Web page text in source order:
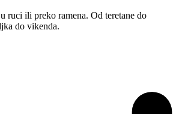
ruci ili preko ramena. Od teretane do
do vikenda.